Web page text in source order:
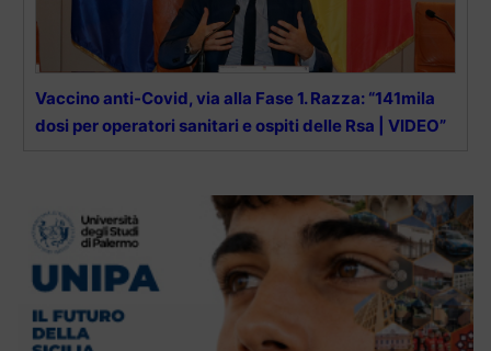
Vaccino anti-Covid, via alla Fase 1. Razza: “141mila
dosi per operatori sanitari e ospiti delle Rsa | VIDEO”